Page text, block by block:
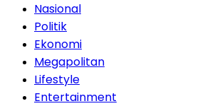
Nasional
Politik
Ekonomi
Megapolitan
Lifestyle
Entertainment